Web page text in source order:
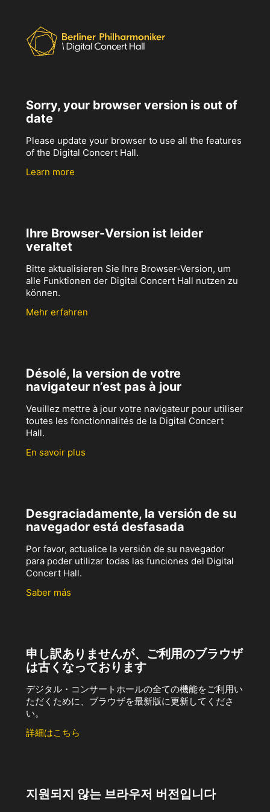
Sorry, your browser version is out of
date
Please update your browser to use all the features
of the Digital Concert Hall.
Learn more
Ihre Browser-Version ist leider
veraltet
Bitte aktualisieren Sie Ihre Browser-Version, um
alle Funktionen der Digital Concert Hall nutzen zu
können.
Mehr erfahren
Désolé, la version de votre
navigateur n’est pas à jour
Veuillez mettre à jour votre navigateur pour utiliser
toutes les fonctionnalités de la Digital Concert
Hall.
En savoir plus
Desgraciadamente, la versión de su
navegador está desfasada
Por favor, actualice la versión de su navegador
para poder utilizar todas las funciones del Digital
Concert Hall.
Saber más
申し訳ありませんが、ご利用のブラウザ
は古くなっております
デジタル・コンサートホールの全ての機能をご利用い
ただくために、ブラウザを最新版に更新してくださ
い。
詳細はこちら
지원되지 않는 브라우저 버전입니다